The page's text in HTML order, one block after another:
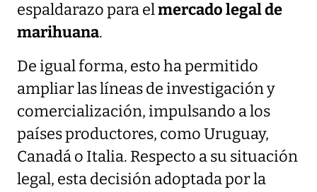
espaldarazo para elmercado legal de
marihuana.
De igual forma, esto ha permitido
ampliar las líneas de investigación y
comercialización, impulsando a los
países productores, como Uruguay,
Canadá o Italia. Respecto a su situación
legal, esta decisión adoptada por la